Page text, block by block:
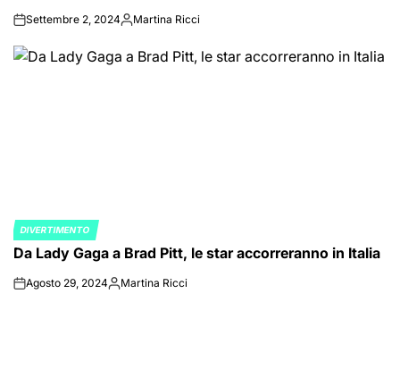
onSettembre 2, 2024PostedMartina Ricci
POSTED
IN
DIVERTIMENTO
Da Lady Gaga a Brad Pitt, le star accorreranno in Italia
onAgosto 29, 2024PostedMartina Ricci